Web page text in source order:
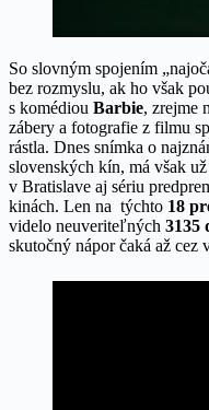
So slovným spojením
bez rozmyslu, ak ho však
s komédiou Barbie, zrejme
zábery a fotografie z filmu
rástla. Dnes snímka o
slovenských kín, má však
v Bratislave aj sériu
kinách. Len na týchto 18
videlo neuveriteľných 3135
skutočný nápor čaká až